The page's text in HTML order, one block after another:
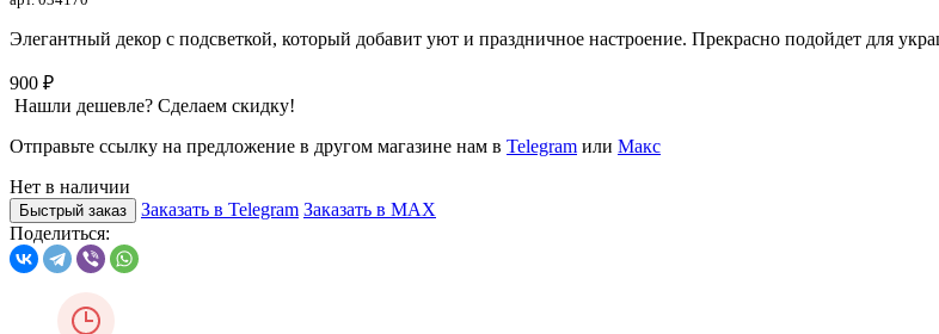
Элегантный декор с подсветкой, который добавит уют и праздничное настроение. Прекрасно подойдет для
900 ₽
Нашли дешевле? Сделаем скидку!
Отправьте ссылку на предложение в другом магазине нам в Telegram или Макс
Нет в наличии
Быстрый заказ Заказать в Telegram Заказать в MAX
Поделиться: